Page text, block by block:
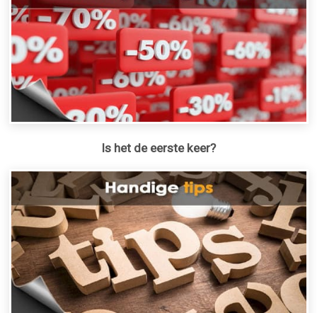
Is het de eerste keer?